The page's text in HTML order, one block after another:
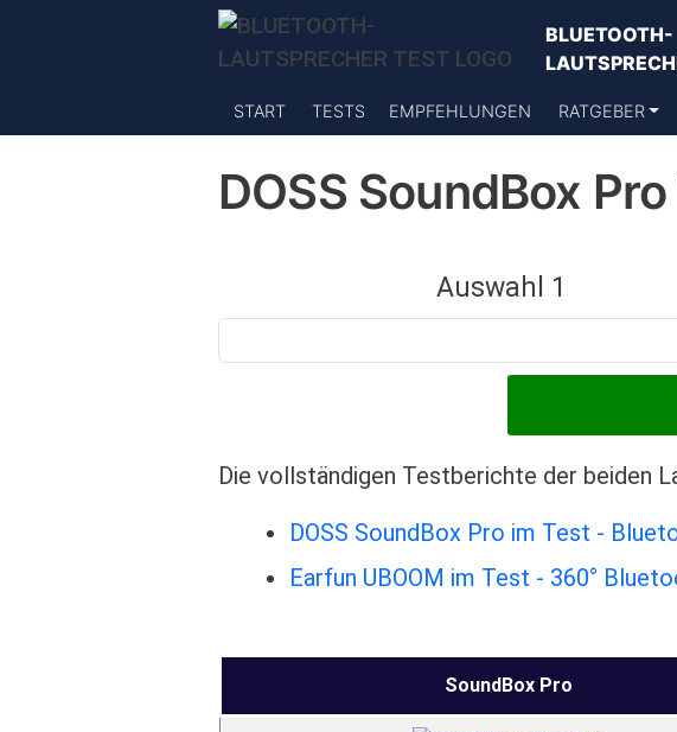
BLUETOOTH-
START TESTS EMPFEHLUNGEN RATGEBER
DOSS SoundBox
Auswahl 1
Die vollständigen Testberichte der beiden
DOSS SoundBox Pro im Test -
Earfun UBOOM im Test - 360°
SoundBox Pro